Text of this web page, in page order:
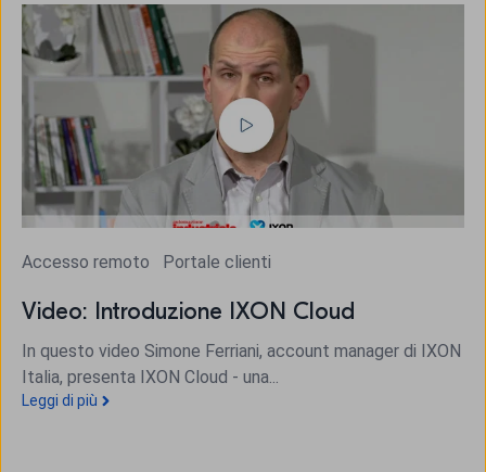
Accesso remoto Portale clienti
Video: Introduzione IXON Cloud
In questo video Simone Ferriani, account manager di IXON
Italia, presenta IXON Cloud - una...
Leggi di più